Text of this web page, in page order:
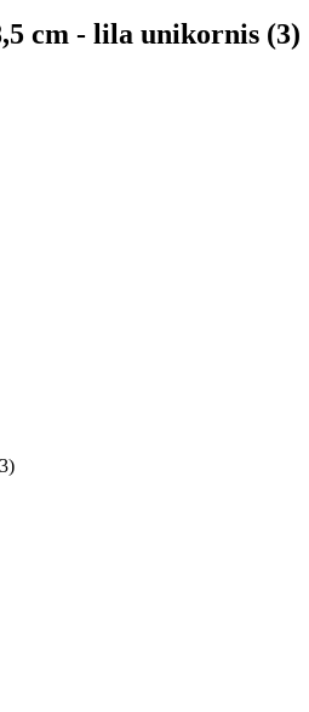
cm - lila unikornis (3)